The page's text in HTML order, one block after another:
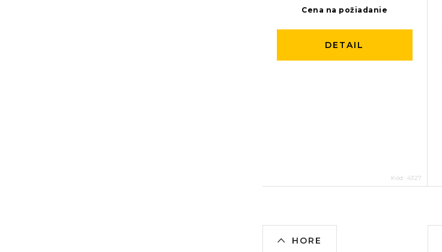
Cena na požiadanie
DETAIL
Kód: 4327
HORE